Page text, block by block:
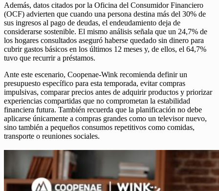
Además, datos citados por la Oficina del Consumidor Financiero
(OCF) advierten que cuando una persona destina más del 30% de
sus ingresos al pago de deudas, el endeudamiento deja de
considerarse sostenible. El mismo análisis señala que un 24,7% de
los hogares consultados aseguró haberse quedado sin dinero para
cubrir gastos básicos en los últimos 12 meses y, de ellos, el 64,7%
tuvo que recurrir a préstamos.
Ante este escenario, Coopenae-Wink recomienda definir un
presupuesto específico para esta temporada, evitar compras
impulsivas, comparar precios antes de adquirir productos y priorizar
experiencias compartidas que no comprometan la estabilidad
financiera futura. También recuerda que la planificación no debe
aplicarse únicamente a compras grandes como un televisor nuevo,
sino también a pequeños consumos repetitivos como comidas,
transporte o reuniones sociales.